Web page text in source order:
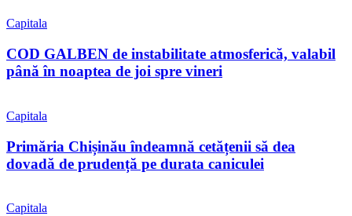
Capitala
COD GALBEN de instabilitate atmosferică, valabil
până în noaptea de joi spre vineri
Capitala
Primăria Chișinău îndeamnă cetățenii să dea
dovadă de prudență pe durata caniculei
Capitala